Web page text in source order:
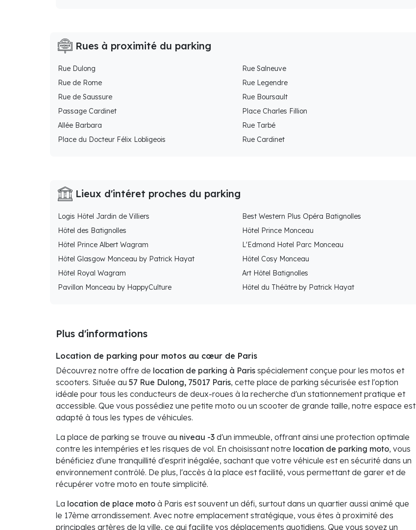
Rues à proximité du parking
Rue Dulong
Rue Salneuve
Rue de Rome
Rue Legendre
Rue de Saussure
Rue Boursault
Passage Cardinet
Place Charles Fillion
Allée Barbara
Rue Tarbé
Place du Docteur Félix Lobligeois
Rue Cardinet
Lieux d'intéret proches du parking
Logis Hôtel Jardin de Villiers
Best Western Plus Opéra Batignolles
Hôtel des Batignolles
Hôtel Prince Monceau
Hôtel Prince Albert Wagram
L'Edmond Hotel Parc Monceau
Hôtel Glasgow Monceau by Patrick Hayat
Hôtel Cosy Monceau
Hôtel Royal Wagram
Art Hôtel Batignolles
Pavillon Monceau by HappyCulture
Hôtel du Théâtre by Patrick Hayat
Plus d'informations
Location de parking pour motos au cœur de Paris
Découvrez notre offre de location de parking à Paris spécialement conçue pour les motos et
scooters. Située au 57 Rue Dulong, 75017 Paris, cette place de parking sécurisée est l'option
idéale pour tous les conducteurs de deux-roues à la recherche d'un stationnement pratique et
accessible. Que vous possédiez une petite moto ou un scooter de grande taille, notre espace est
adapté à tous les types de véhicules.
La place de parking se trouve au niveau -3 d'un immeuble, offrant ainsi une protection optimale
contre les intempéries et les risques de vol. En choisissant notre location de parking moto, vous
bénéficiez d'une tranquillité d'esprit inégalée, sachant que votre véhicule est en sécurité dans un
environnement contrôlé. De plus, l'accès à la place est facilité, vous permettant de garer et de
récupérer votre moto en toute simplicité.
La location de place moto à Paris est souvent un défi, surtout dans un quartier aussi animé que
le 17ème arrondissement. Avec notre emplacement stratégique, vous êtes à proximité des
principales artères de la ville, ce qui facilite vos déplacements quotidiens. Que vous soyez un